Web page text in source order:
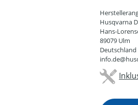
Husqvarna
Hans-
89079 Ulm
Deutschland